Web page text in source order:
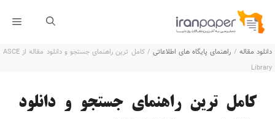
پرش
محتوا
دانلود مقاله / راهنمای پایگاه های اطلاعاتی /
کامل ترین راهنمای جستجو و دانلود مقاله از ASCE
Library
کامل ترین راهنمای جستجو و دانلود